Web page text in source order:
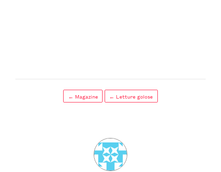
← Magazine ← Letture golose